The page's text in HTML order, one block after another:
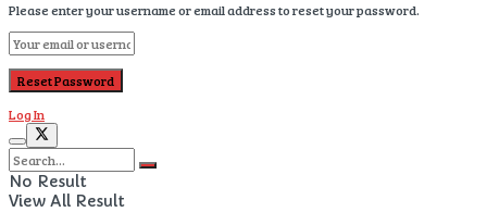
Please enter your username or email address to reset your password.
Log In
No Result
View All Result